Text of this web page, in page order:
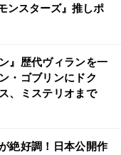
ンスターズ』推しポ
』歴代ヴィランを一
・ゴブリンにドク
、ミステリオまで
絶好調！日本公開作